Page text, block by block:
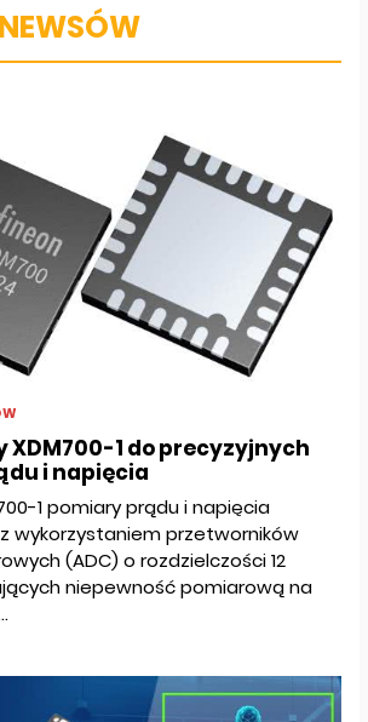
XDM700-1 do precyzyjnych
i napięcia
1 pomiary prądu i napięcia
wykorzystaniem przetworników
(ADC) o rozdzielczości 12
niepewność pomiarową na